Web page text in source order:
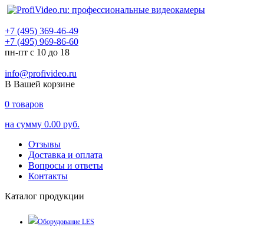
+7 (495) 369-46-49
+7 (495) 969-86-60
пн-пт с 10 до 18
info@profivideo.ru
В Вашей корзине
0 товаров
на сумму 0.00 руб.
Отзывы
Доставка и оплата
Вопросы и ответы
Контакты
Каталог продукции
Оборудование LES